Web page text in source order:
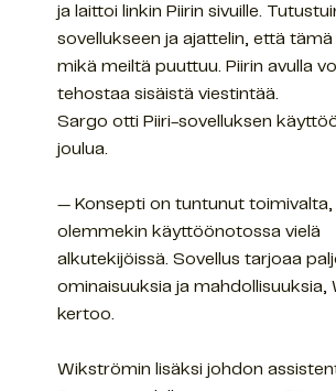
ja laittoi linkin Piirin sivuille.
sovellukseen ja ajattelin, että tämä
mikä meiltä puuttuu. Piirin avulla
tehostaa sisäistä viestintää.
Sargo otti Piiri-sovelluksen
joulua.
— Konsepti on tuntunut toimivalta,
olemmekin käyttöönotossa vielä
alkutekijöissä. Sovellus tarjoaa
ominaisuuksia ja mahdollisuuksia,
kertoo.
Wikströmin lisäksi johdon